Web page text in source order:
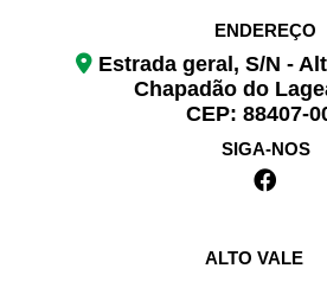
ENDEREÇO
Estrada geral, S/N -
Chapadão do
CEP: 88407-
SIGA-NOS
ALTO VALE